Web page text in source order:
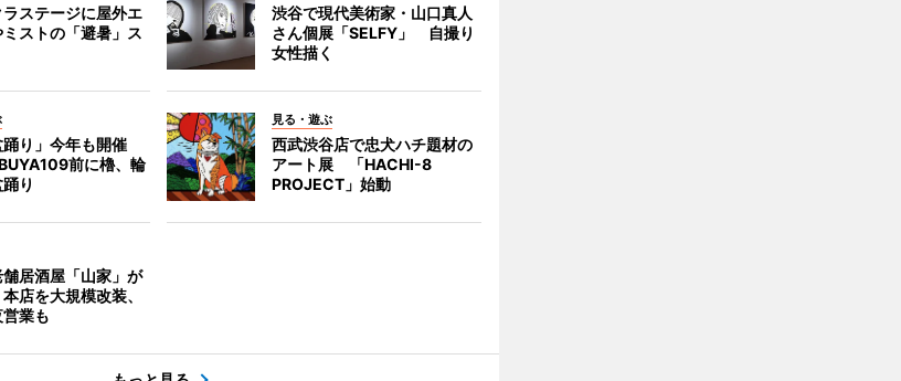
ステージに屋外エ
ストの「避暑」ス
渋谷で現代美術家・山口真人
さん個展「SELFY」 自撮り
女性描く
踊り」今年も開催
前に櫓、輪
り
見る・遊ぶ
西武渋谷店で忠犬ハチ題材の
アート展 「HACHI-8
PROJECT」始動
居酒屋「山家」が
店を大規模改装、
業も